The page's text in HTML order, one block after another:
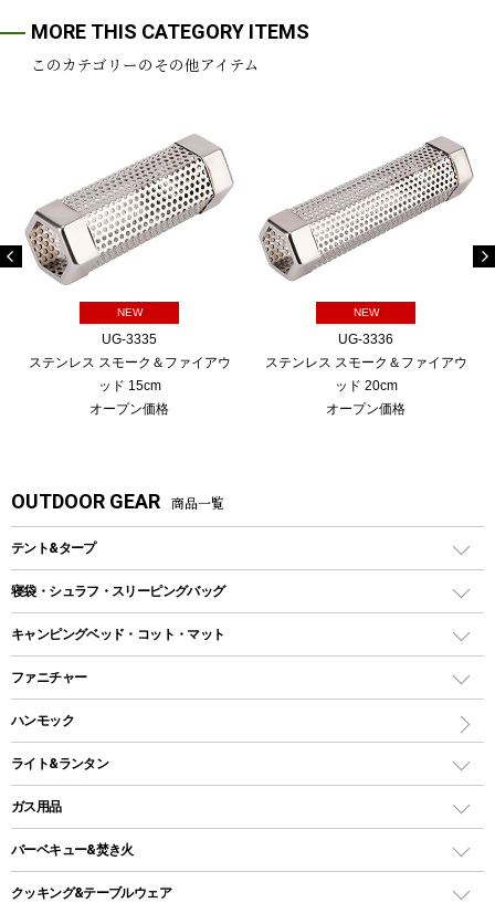
MORE THIS CATEGORY ITEMS
このカテゴリーのその他アイテム
NEW
UG-3335
ステンレス スモーク＆ファイアウ
ッド 15cm
オープン価格
NEW
UG-3336
ステンレス スモーク＆ファイアウ
ッド 20cm
オープン価格
OUTDOOR GEAR 商品一覧
テント&タープ
テント
ツールームテント
ワンポールテント
シェルターテント
ソロテント
ロッジ型・オリジナルテント
タープ
寝袋・シュラフ・スリーピングバッグ
レクタングラー型（封筒型）シュラフ
インナーシュラフ
キャンピングベッド・コット・マット
キャンピングベッド・コット
インフレータブルマット
ファニチャー
アウトドアテーブル
レジャーシート
ハンモック
ライト&ランタン
LEDランタン
ガスランタン
オイルランタン
ガス用品
ガスバーナー
バーベキュー&焚き火
バーベキューコンロ、グリル
クッキング&テーブルウェア